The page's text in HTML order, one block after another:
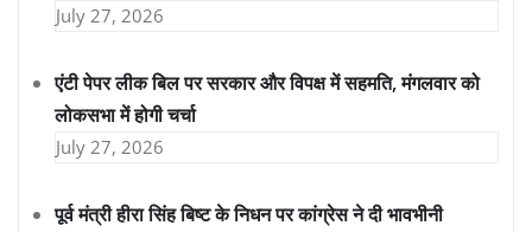
July 27, 2026
एंटी पेपर लीक बिल पर सरकार और विपक्ष में सहमति, मंगलवार को
लोकसभा में होगी चर्चा
July 27, 2026
पूर्व मंत्री हीरा सिंह बिष्ट के निधन पर कांग्रेस ने दी भावभीनी